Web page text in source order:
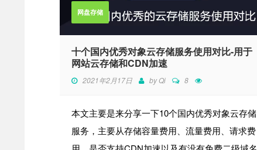
网盘存储
十个国内优秀对象云存储服务使用对比-用于
网站云存储和CDN加速
2021年2月17日 byQi 8
本文主要是来分享一下10个国内优秀对象云存储
服务，主要从存储容量费用、流量费用、请求费